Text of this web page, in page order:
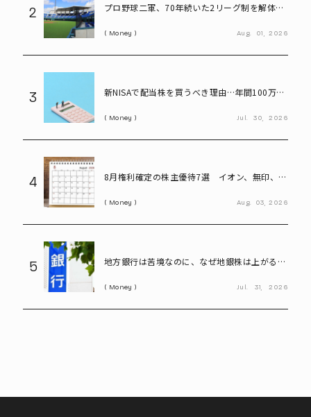
2
プロ野球二軍、70年続いた2リーグ制を解体
Money Aug. 01, 2026
3
新NISAで配当株を買うべき理由…年間100万円
Money Jul. 30, 2026
4
8月権利確定の株主優待7選 イオン、無印、U-
Money Aug. 03, 2026
5
地方銀行は苦境なのに、なぜ地銀株は上がる?
Money Jul. 31, 2026